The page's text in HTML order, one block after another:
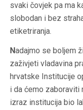
svaki čovjek pa ma
slobodan i bez
etiketriranja.
Nadajmo se boljem
zaživjeti vladavina
hrvatske Institucije
i da ćemo zaboraviti
izraz institucija bio